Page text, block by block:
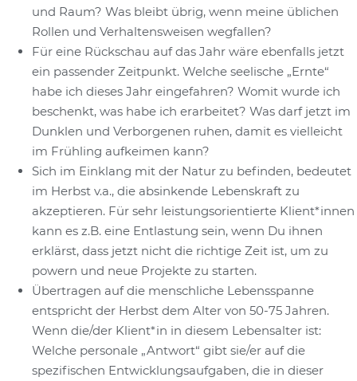
und Raum? Was bleibt übrig, wenn meine üblichen
Rollen und Verhaltensweisen wegfallen?
Für eine Rückschau auf das Jahr wäre ebenfalls jetzt
ein passender Zeitpunkt. Welche seelische „Ernte“
habe ich dieses Jahr eingefahren? Womit wurde ich
beschenkt, was habe ich erarbeitet? Was darf jetzt im
Dunklen und Verborgenen ruhen, damit es vielleicht
im Frühling aufkeimen kann?
Sich im Einklang mit der Natur zu befinden, bedeutet
im Herbst v.a., die absinkende Lebenskraft zu
akzeptieren. Für sehr leistungsorientierte Klient*innen
kann es z.B. eine Entlastung sein, wenn Du ihnen
erklärst, dass jetzt nicht die richtige Zeit ist, um zu
powern und neue Projekte zu starten.
Übertragen auf die menschliche Lebensspanne
entspricht der Herbst dem Alter von 50-75 Jahren.
Wenn die/der Klient*in in diesem Lebensalter ist:
Welche personale „Antwort“ gibt sie/er auf die
spezifischen Entwicklungsaufgaben, die in dieser